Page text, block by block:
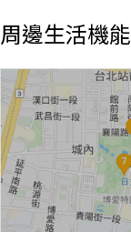
周邊生活機能